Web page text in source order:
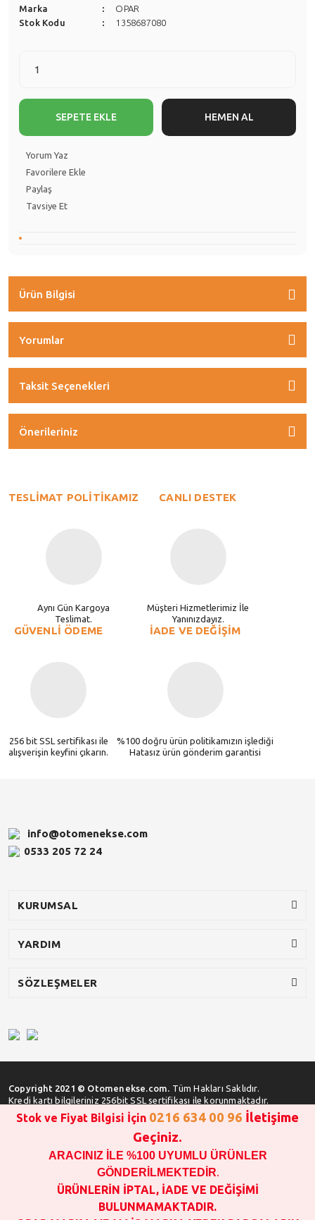
Marka
OPAR
Stok Kodu
1358687080
SEPETE EKLE HEMEN AL
Yorum Yaz
Paylaş
Tavsiye Et
Ürün Bilgisi
Yorumlar
Taksit Seçenekleri
Önerileriniz
TESLİMAT POLİTİKAMIZ
Aynı Gün Kargoya
Teslimat.
CANLI DESTEK
Müşteri Hizmetlerimiz İle
Yanınızdayız.
GÜVENLİ ÖDEME
256 bit SSL sertifikası ile
alışverişin keyfini çıkarın.
İADE VE DEĞİŞİM
%100 doğru ürün politikamızın işlediği
Hatasız ürün gönderim garantisi
info@otomenekse.com
0533 205 72 24
KURUMSAL
YARDIM
SÖZLEŞMELER
Copyright 2021 © Otomenekse.com. Tüm Hakları Saklıdır.
Kredi kartı bilgileriniz 256bit SSL sertifikası ile korunmaktadır.
SATIN ALMA İŞLEMİ YAPMADAN ÖNCE
STOK VE FİYAT BİLGİSİ ALINIZ !!!
1000 TL VE ÜSTÜ SİPARİŞ VERİLEBİLİR!!!
OPAR MARKA VE MAİS MARKA YEDEK PARÇALARIN
GARANTİSİ YOKTUR!!!!!!!!!!!
Stok ve Fiyat Bilgisi İçin 0216 634 00 96 İletişime
Geçiniz.
ARACINIZ İLE %100 UYUMLU ÜRÜNLER
GÖNDERİLMEKTEDİR.
ÜRÜNLERİN İPTAL, İADE VE DEĞİŞİMİ
BULUNMAMAKTADIR.